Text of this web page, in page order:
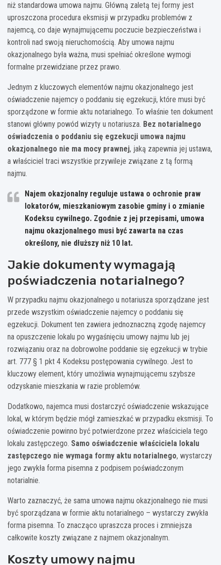
niż standardowa umowa najmu. Główną zaletą tej formy jest
uproszczona procedura eksmisji w przypadku problemów z
najemcą, co daje wynajmującemu poczucie bezpieczeństwa i
kontroli nad swoją nieruchomością. Aby umowa najmu
okazjonalnego była ważna, musi spełniać określone wymogi
formalne przewidziane przez prawo.
Jednym z kluczowych elementów najmu okazjonalnego jest
oświadczenie najemcy o poddaniu się egzekucji, które musi być
sporządzone w formie aktu notarialnego. To właśnie ten dokument
stanowi główny powód wizyty u notariusza. Bez notarialnego
oświadczenia o poddaniu się egzekucji umowa najmu
okazjonalnego nie ma mocy prawnej, jaką zapewnia jej ustawa,
a właściciel traci wszystkie przywileje związane z tą formą
najmu.
Najem okazjonalny reguluje ustawa o ochronie praw
lokatorów, mieszkaniowym zasobie gminy i o zmianie
Kodeksu cywilnego. Zgodnie z jej przepisami, umowa
najmu okazjonalnego musi być zawarta na czas
określony, nie dłuższy niż 10 lat.
Jakie dokumenty wymagają
poświadczenia notarialnego?
W przypadku najmu okazjonalnego u notariusza sporządzane jest
przede wszystkim oświadczenie najemcy o poddaniu się
egzekucji. Dokument ten zawiera jednoznaczną zgodę najemcy
na opuszczenie lokalu po wygaśnięciu umowy najmu lub jej
rozwiązaniu oraz na dobrowolne poddanie się egzekucji w trybie
art. 777 § 1 pkt 4 Kodeksu postępowania cywilnego. Jest to
kluczowy element, który umożliwia wynajmującemu szybsze
odzyskanie mieszkania w razie problemów.
Dodatkowo, najemca musi dostarczyć oświadczenie wskazujące
lokal, w którym będzie mógł zamieszkać w przypadku eksmisji. To
oświadczenie powinno być potwierdzone przez właściciela tego
lokalu zastępczego. Samo oświadczenie właściciela lokalu
zastępczego nie wymaga formy aktu notarialnego, wystarczy
jego zwykła forma pisemna z podpisem poświadczonym
notarialnie.
Warto zaznaczyć, że sama umowa najmu okazjonalnego nie musi
być sporządzana w formie aktu notarialnego – wystarczy zwykła
forma pisemna. To znacząco upraszcza proces i zmniejsza
całkowite koszty związane z najmem okazjonalnym.
Koszty umowy najmu